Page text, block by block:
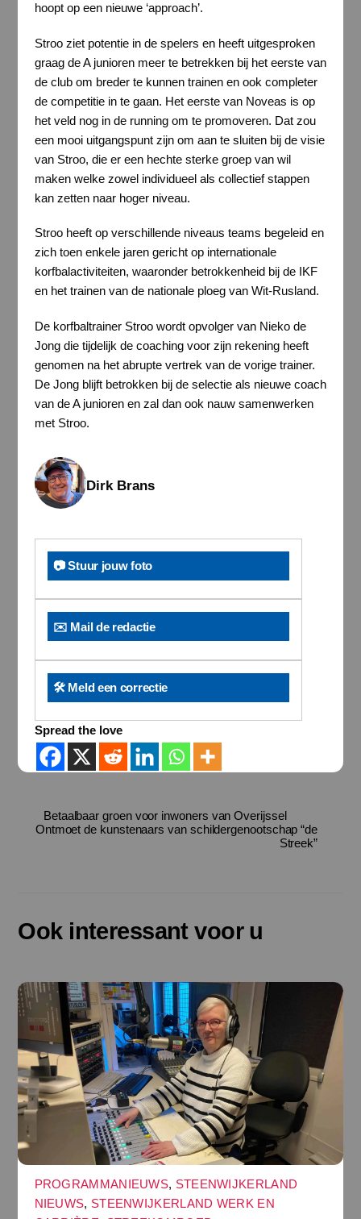
hoopt op een nieuwe ‘approach’.
Stroo ziet potentie in de spelers en heeft uitgesproken
graag de A junioren meer te betrekken bij het eerste van
de club om breder te kunnen trainen en ook completer
de competitie in te gaan. Het eerste van Noveas is op
het veld nog in de running om te promoveren. Dat zou
een mooi uitgangspunt zijn om aan te sluiten bij de visie
van Stroo, die er een hechte sterke groep van wil
maken welke zowel individueel als collectief stappen
kan zetten naar hoger niveau.
Stroo heeft op verschillende niveaus teams begeleid en
zich toen enkele jaren gericht op internationale
korfbalactiviteiten, waaronder betrokkenheid bij de IKF
en het trainen van de nationale ploeg van Wit-Rusland.
De korfbaltrainer Stroo wordt opvolger van Nieko de
Jong die tijdelijk de coaching voor zijn rekening heeft
genomen na het abrupte vertrek van de vorige trainer.
De Jong blijft betrokken bij de selectie als nieuwe coach
van de A junioren en zal dan ook nauw samenwerken
met Stroo.
Dirk Brans
📷 Stuur jouw foto
✉️ Mail de redactie
🛠️ Meld een correctie
Spread the love
Betaalbaar groen voor inwoners van Overijssel
Ontmoet de kunstenaars van schildergenootschap “de
Streek”
Ook interessant voor u
PROGRAMMANIEUWS, STEENWIJKERLAND
NIEUWS, STEENWIJKERLAND WERK EN